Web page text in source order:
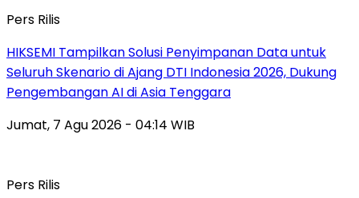
Pers Rilis
HIKSEMI Tampilkan Solusi Penyimpanan Data untuk
Seluruh Skenario di Ajang DTI Indonesia 2026, Dukung
Pengembangan AI di Asia Tenggara
Jumat, 7 Agu 2026 - 04:14 WIB
Pers Rilis